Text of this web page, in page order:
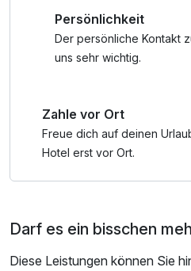
Einige Highlights:
Das Historische Museum Binz
nur 500 m entfernt
Persönlichkeit
Der persönliche Kontakt
uns sehr wichtig.
Zahle vor Ort
Freue dich auf deinen
Hotel erst vor Ort.
Darf es ein bisschen
Diese Leistungen können Sie